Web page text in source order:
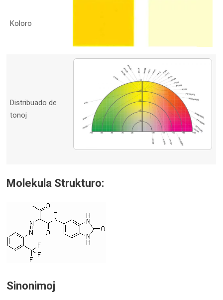
Koloro
Distribuado de
tonoj
Molekula Strukturo:
Sinonimoj